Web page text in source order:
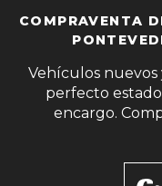
COMPRAVENTA
Vehículos nuevos
perfecto
encargo.